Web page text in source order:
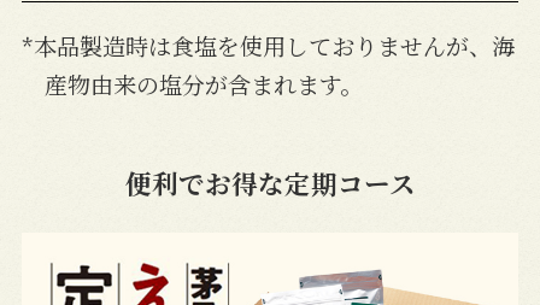
*本品製造時は食塩を使用しておりませんが、海
産物由来の塩分が含まれます。
便利でお得な定期コース